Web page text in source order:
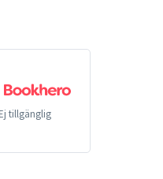
Ej tillgänglig